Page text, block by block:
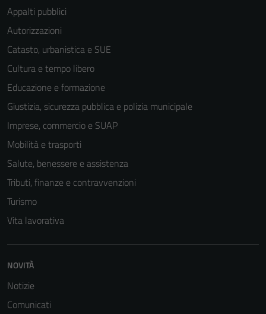
Appalti pubblici
Autorizzazioni
Catasto, urbanistica e SUE
Cultura e tempo libero
Educazione e formazione
Giustizia, sicurezza pubblica e polizia municipale
Imprese, commercio e SUAP
Mobilità e trasporti
Salute, benessere e assistenza
Tributi, finanze e contravvenzioni
Turismo
Vita lavorativa
NOVITÀ
Notizie
Comunicati